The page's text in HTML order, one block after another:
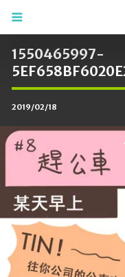
1550465997-
2019/02/18